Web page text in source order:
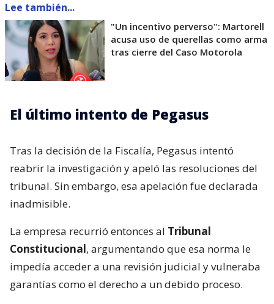
Lee también...
"Un incentivo perverso": Martorell
acusa uso de querellas como arma
tras cierre del Caso Motorola
El último intento de Pegasus
Tras la decisión de la Fiscalía, Pegasus intentó
reabrir la investigación y apeló las resoluciones del
tribunal. Sin embargo, esa apelación fue declarada
inadmisible.
La empresa recurrió entonces al Tribunal
Constitucional, argumentando que esa norma le
impedía acceder a una revisión judicial y vulneraba
garantías como el derecho a un debido proceso.